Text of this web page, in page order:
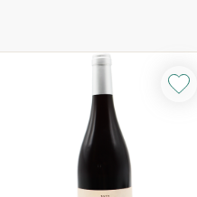
り酒米や酒質(しぼりたて、ひやおろ
し等の変化)などがその都度変わりま
す。予めご了承ください。